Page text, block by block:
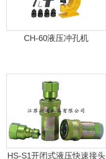
CH-60液压冲孔机
HS-S1开闭式液压快速接头